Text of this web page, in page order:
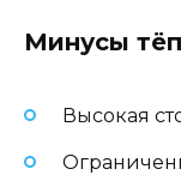
Минусы
Высокая